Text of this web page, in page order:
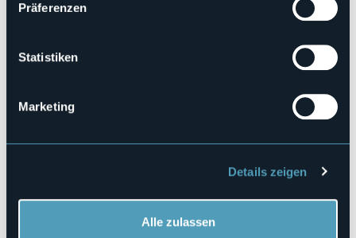
Präferenzen
Statistiken
Marketing
Details zeigen
Alle zulassen